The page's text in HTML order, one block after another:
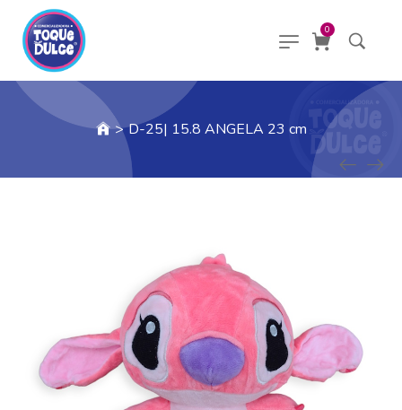
0
> D-25| 15.8 ANGELA 23 cm